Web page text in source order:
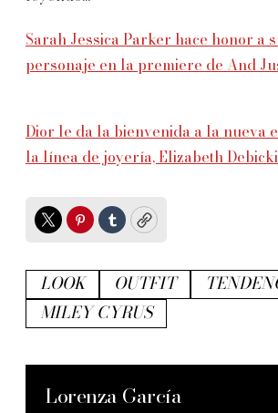
Sarah Jessica Parker hace honor a
personaje en la premiere de And
Dior le da la bienvenida a la nueva
la línea de joyería, Elizabeth Debicki
TwitterPinterest
TumblrCopy
LOOK OUTFIT
MILEY CYRUS
Lorenza García